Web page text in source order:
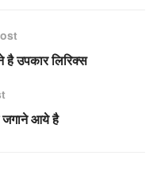
है उपकार लिरिक्स
जगाने आये है